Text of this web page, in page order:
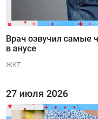
Врач озвучил самые
в анусе
ЖКТ
27 июля 2026